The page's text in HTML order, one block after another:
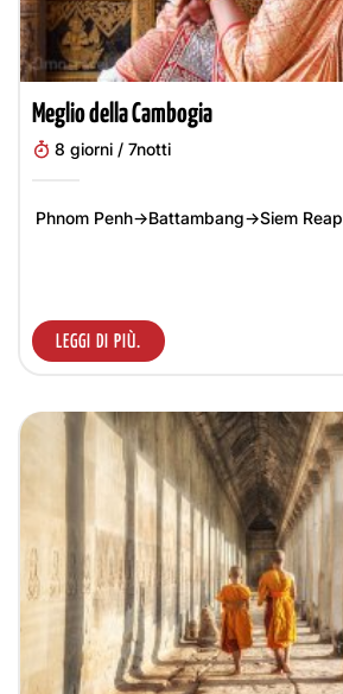
Meglio della Cambogia
8 giorni / 7notti
Phnom Penh→Battambang→Siem Reap
LEGGI DI PIÙ.